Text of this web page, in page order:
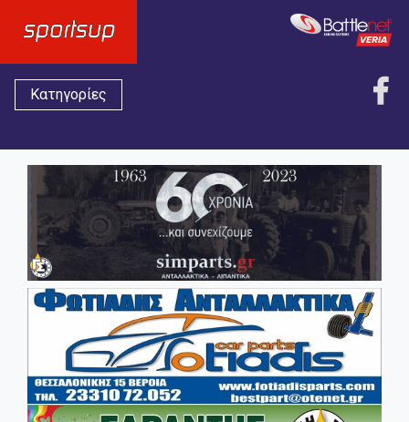
Κατηγορίες